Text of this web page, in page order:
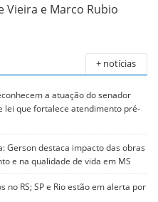
Vieira e Marco Rubio
+ notícias
a atuação do senador
lei que fortalece atendimento pré-
Gerson destaca impacto das obras
e na qualidade de vida em MS
no RS; SP e Rio estão em alerta por